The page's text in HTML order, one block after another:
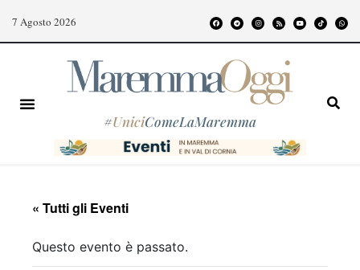
7 Agosto 2026
#UniciComeLaMaremma
« Tutti gli Eventi
Questo evento è passato.